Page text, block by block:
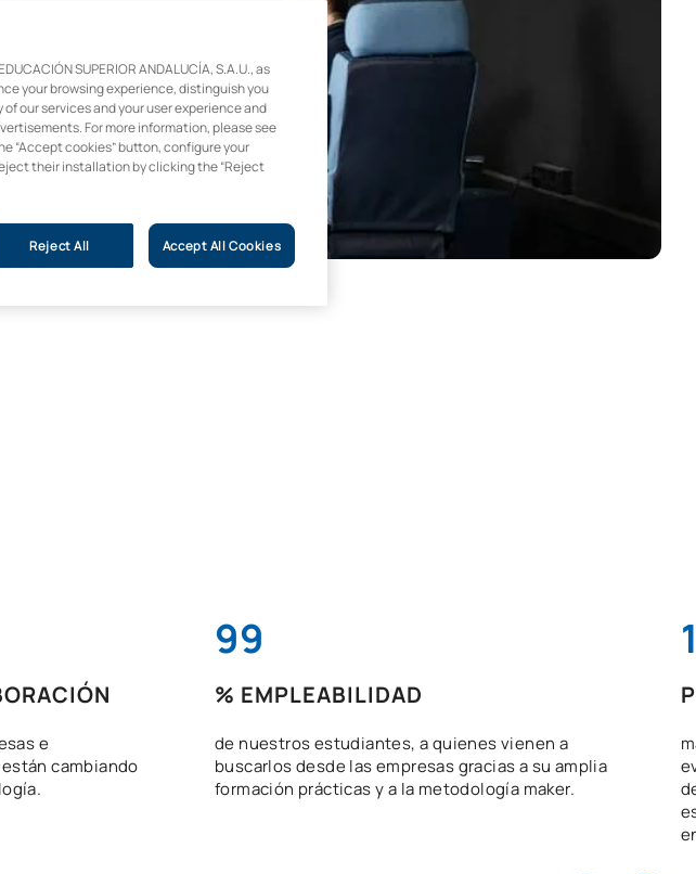
e
cambiando
99
% EMPLEABILIDAD
de nuestros estudiantes, a quienes vienen a
buscarlos desde las empresas gracias a su amplia
formación prácticas y a la metodología maker.
SUPERIOR ANDALUCÍA, S.A.U., as
your browsing experience, distinguish you
our services and your user experience and
For more information, please see
“Accept cookies” button, configure your
their installation by clicking the “Reject
Reject All Accept All Cookies